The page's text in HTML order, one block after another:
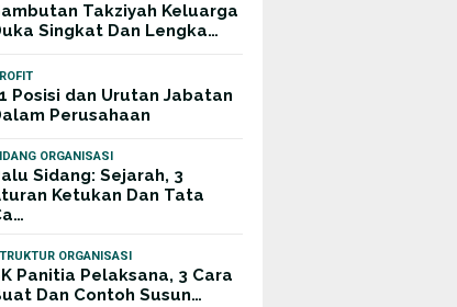
Takziyah Keluarga
Singkat Dan Lengka…
Posisi dan Urutan Jabatan
Perusahaan
ORGANISASI
Sidang: Sejarah, 3
Ketukan Dan Tata
ORGANISASI
Panitia Pelaksana, 3 Cara
Dan Contoh Susun…